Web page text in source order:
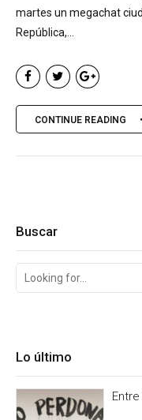
martes un megachat
República,...
CONTINUE READING
Buscar
Lo último